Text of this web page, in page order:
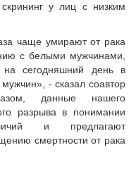
у лиц с низким
чаще умирают от рака
с белыми мужчинами,
на сегодняшний день в
- сказал соавтор
данные нашего
разрыва в понимании
и предлагают
смертности от рака